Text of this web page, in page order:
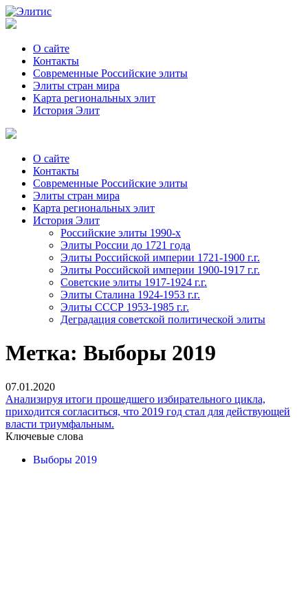
О сайте
Контакты
Современные Российские элиты
Элиты стран мира
Kартa региональных элит
История Элит
О сайте
Контакты
Современные Российские элиты
Элиты стран мира
Картa региональных элит
История Элит
Российские элиты 1990-х
Элиты России до 1721 года
Элиты Российской империи 1721-1900 г.г.
Элиты Российской империи 1900-1917 г.г.
Советские элиты 1917-1924 г.г.
Элиты Сталина 1924-1953 г.г.
Элиты СССР 1953-1985 г.г.
Деградация советской политической элиты
Метка: Выборы 2019
07.01.2020
Анализируя итоги прошедшего избирательного цикла,
приходится согласиться, что 2019 год стал для действующей
власти триумфальным.
Ключевые слова
Выборы 2019